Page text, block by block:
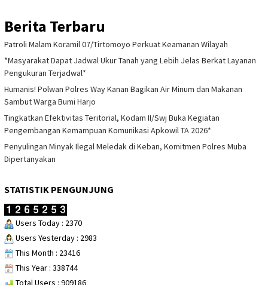
Berita Terbaru
Patroli Malam Koramil 07/Tirtomoyo Perkuat Keamanan Wilayah
*Masyarakat Dapat Jadwal Ukur Tanah yang Lebih Jelas Berkat Layanan
Pengukuran Terjadwal*
Humanis! Polwan Polres Way Kanan Bagikan Air Minum dan Makanan
Sambut Warga Bumi Harjo
Tingkatkan Efektivitas Teritorial, Kodam II/Swj Buka Kegiatan
Pengembangan Kemampuan Komunikasi Apkowil TA 2026*
Penyulingan Minyak Ilegal Meledak di Keban, Komitmen Polres Muba
Dipertanyakan
STATISTIK PENGUNJUNG
Users Today : 2370
Users Yesterday : 2983
This Month : 23416
This Year : 338744
Total Users : 909186